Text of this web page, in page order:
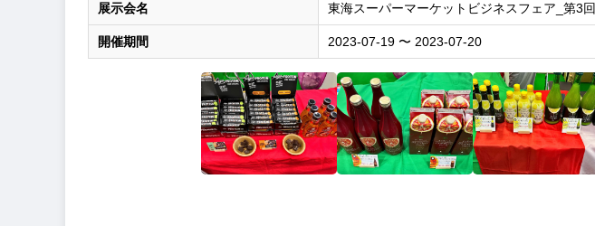
展示会名 東海スーパーマーケットビジネスフェア_第3回
開催期間 2023-07-19 〜 2023-07-20